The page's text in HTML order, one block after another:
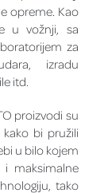
opreme. Kao
u vožnji, sa
za
izradu
itd.
proizvodi su
bi pružili
u bilo kojem
maksimalne
tako